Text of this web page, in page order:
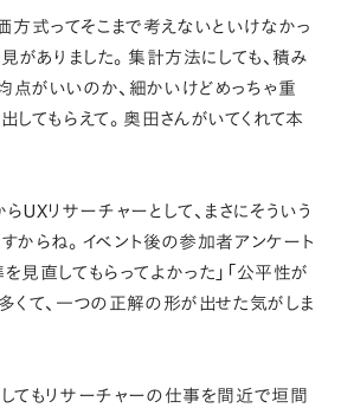
方式ってそこまで考えないといけなかっ
見がありました。集計方法にしても、積み
がいいのか、細かいけどめっちゃ重
してもらえて。奥田さんがいてくれて本
UXリサーチャーとして、まさにそういう
からね。イベント後の参加者アンケート
見直してもらってよかった」「公平性が
くて、一つの正解の形が出せた気がしま
てもリサーチャーの仕事を間近で垣間